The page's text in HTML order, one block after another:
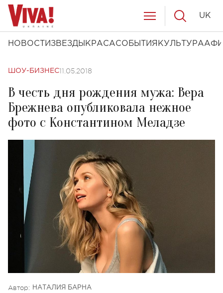
НОВОСТИ ЗВЕЗДЫ КРАСАСОБЫТИЯ КУЛЬТУРА
UK
ШОУ-БИЗНЕС11.05.2018
В честь дня рождения мужа: Вера
Брежнева опубликовала нежное
фото с Константином Меладзе
Автор: НАТАЛИЯ БАРНА